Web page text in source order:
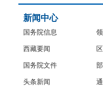
新闻中心
国务院信息
西藏要闻
国务院文件
头条新闻